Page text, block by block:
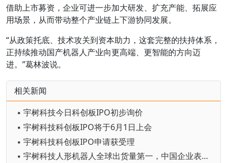
借助上市募资，企业可进一步加大研发、扩充产能、拓展应
用场景，从而带动整个产业链上下游协同发展。
“从政策托底、技术攻关到资本助力，这套完整的扶持体系，
正持续推动国产机器人产业向更高端、更智能的方向迈
进。”葛林波说。
相关新闻
▪ 宇树科技今日科创板IPO初步询价
▪ 宇树科技科创板IPO将于6月1日上会
▪ 宇树科技科创板IPO申请获受理
▪ 宇树科技人形机器人全球出货量第一，中国企业表现突出